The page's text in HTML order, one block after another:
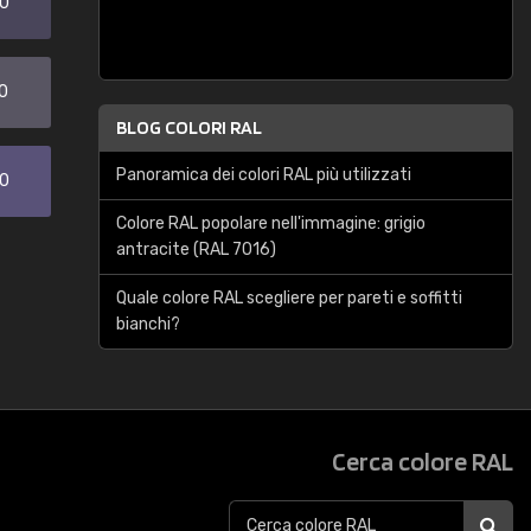
BLOG COLORI RAL
Panoramica dei colori RAL più utilizzati
Colore RAL popolare nell'immagine: grigio
antracite (RAL 7016)
Quale colore RAL scegliere per pareti e soffitti
bianchi?
Cerca colore RAL